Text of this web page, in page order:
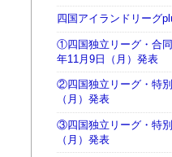
四国アイランドリーグ
①四国独立リーグ・合
年11月9日（月）発表
②四国独立リーグ・特
（月）発表
③四国独立リーグ・特
（月）発表